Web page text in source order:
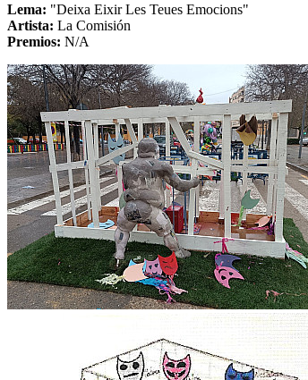
Lema: "Deixa Eixir Les Teues Emocions"
Artista: La Comisión
Premios: N/A